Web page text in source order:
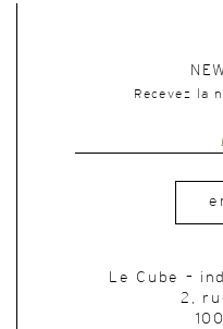
Recevez la
Le Cube –
2,